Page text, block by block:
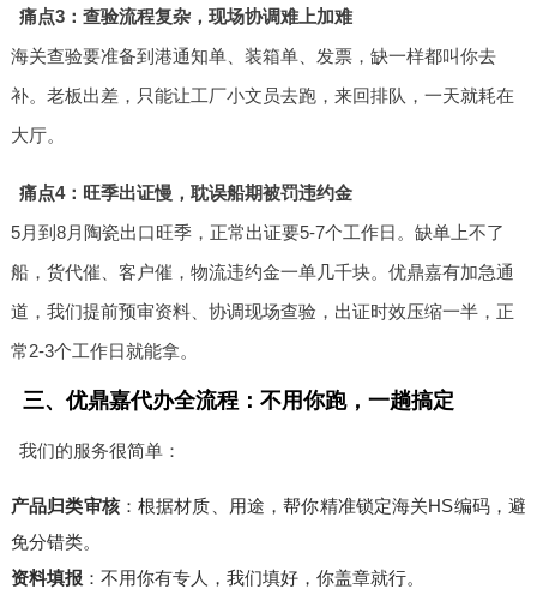
痛点3：查验流程复杂，现场协调难上加难
海关查验要准备到港通知单、装箱单、发票，缺一样都叫你去
补。老板出差，只能让工厂小文员去跑，来回排队，一天就耗在
大厅。
痛点4：旺季出证慢，耽误船期被罚违约金
5月到8月陶瓷出口旺季，正常出证要5-7个工作日。缺单上不了
船，货代催、客户催，物流违约金一单几千块。优鼎嘉有加急通
道，我们提前预审资料、协调现场查验，出证时效压缩一半，正
常2-3个工作日就能拿。
三、优鼎嘉代办全流程：不用你跑，一趟搞定
我们的服务很简单：
产品归类审核：根据材质、用途，帮你精准锁定海关HS编码，避
免分错类。
资料填报：不用你有专人，我们填好，你盖章就行。